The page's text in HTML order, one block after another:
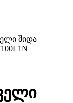
შიდა